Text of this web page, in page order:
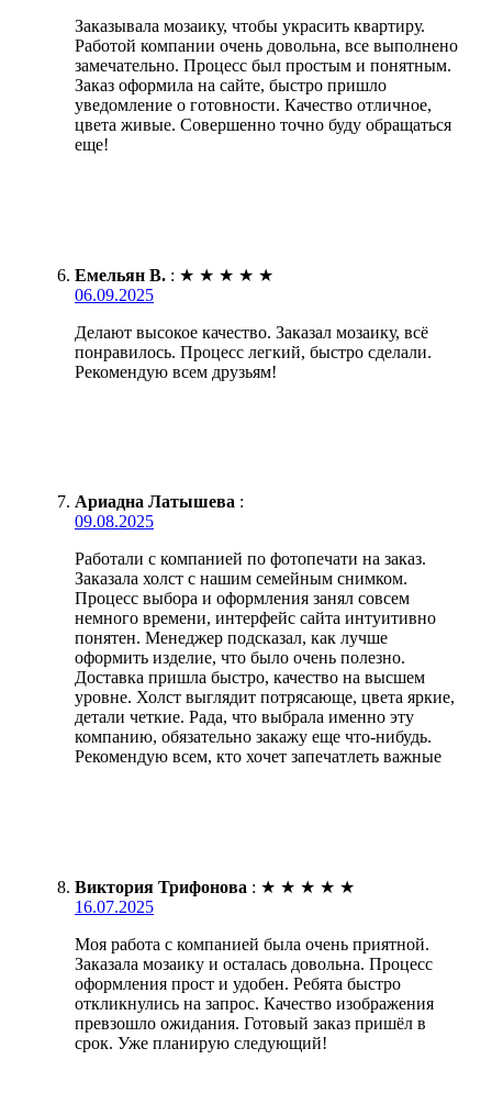
Заказывала мозаику, чтобы украсить квартиру.
Работой компании очень довольна, все выполнено
замечательно. Процесс был простым и понятным.
Заказ оформила на сайте, быстро пришло
уведомление о готовности. Качество отличное,
цвета живые. Совершенно точно буду обращаться
еще!
Емельян В. : ★ ★ ★ ★ ★
06.09.2025
Делают высокое качество. Заказал мозаику, всё
понравилось. Процесс легкий, быстро сделали.
Рекомендую всем друзьям!
Ариадна Латышева :
09.08.2025
Работали с компанией по фотопечати на заказ.
Заказала холст с нашим семейным снимком.
Процесс выбора и оформления занял совсем
немного времени, интерфейс сайта интуитивно
понятен. Менеджер подсказал, как лучше
оформить изделие, что было очень полезно.
Доставка пришла быстро, качество на высшем
уровне. Холст выглядит потрясающе, цвета яркие,
детали четкие. Рада, что выбрала именно эту
компанию, обязательно закажу еще что-нибудь.
Рекомендую всем, кто хочет запечатлеть важные
Виктория Трифонова : ★ ★ ★ ★ ★
16.07.2025
Моя работа с компанией была очень приятной.
Заказала мозаику и осталась довольна. Процесс
оформления прост и удобен. Ребята быстро
откликнулись на запрос. Качество изображения
превзошло ожидания. Готовый заказ пришёл в
срок. Уже планирую следующий!